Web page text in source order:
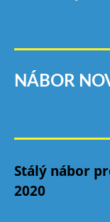
NÁBOR
Stálý nábor
2020